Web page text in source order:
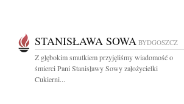
STANISŁAWA SOWA BYDGOSZCZ
Z głębokim smutkiem przyjęliśmy wiadomość o
śmierci Pani Stanisławy Sowy założycielki
Cukierni...